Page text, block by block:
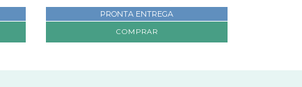
PRONTA ENTREGA
COMPRAR